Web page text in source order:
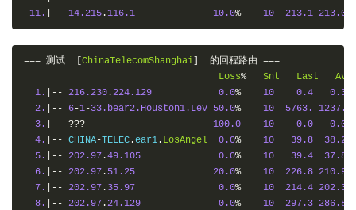
11.
|-- 14.215 . 116.1 10.0% 10 213.1 213.0
=== 测试 ChinaTelecomShanghai 的回程路由 ===
Loss% Snt Last
Avg
1.
|-- 216.230 .224.129 0.0% 10 0.4
0.3
2.
|-- 6-1-33.bear2.Houston1.Lev 50.0% 10 5763.
1237.
3.
|-- ??? 100.0 10 0.0
0.0
4.
|-- CHINA-TELEC .ear1 . LosAngel 0.0% 10 39.8
38.2
5.
|-- 202.97 .49.105 0.0% 10 39.4
37.8
6.
|-- 202.97 . 51.25 20.0% 10 226.8 210.9
7.
|-- 202.97 . 35.97 0.0% 10 214.4 202.3
8.
|-- 202.97 .24.129 0.0% 10 297.3 286.8